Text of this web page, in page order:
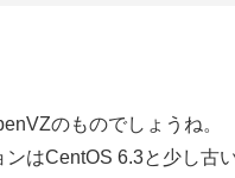
のものでしょうね。
ンはCentOS 6.3と少し古